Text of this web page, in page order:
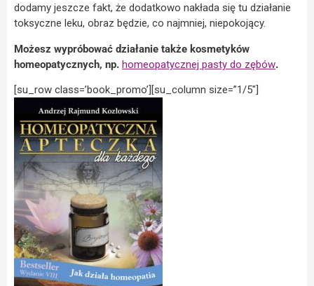
dodamy jeszcze fakt, że dodatkowo nakłada się tu działanie
toksyczne leku, obraz będzie, co najmniej, niepokojący.
Możesz wypróbować działanie także kosmetyków
homeopatycznych, np. homeopatycznej pasty do zębów.
[su_row class=’book_promo’][su_column size=”1/5″]